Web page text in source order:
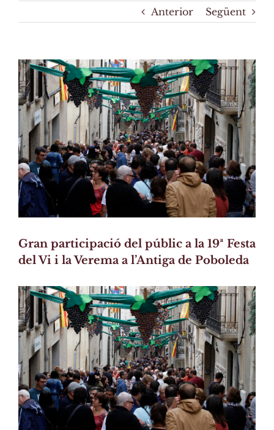
Anterior Següent
View
Larger
Image
Gran participació del públic a la 19ª Festa
del Vi i la Verema a l’Antiga de Poboleda